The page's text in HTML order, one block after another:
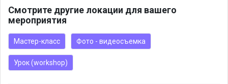
Смотрите другие локации для вашего
мероприятия
Мастер-класс Фото - видеосъемка
Урок (workshop)